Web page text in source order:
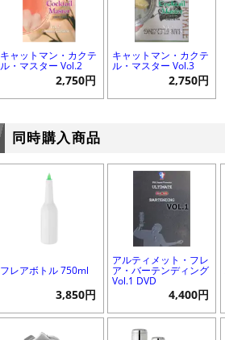
キャットマン・カクテ
ル・マスター Vol.2
2,750円
キャットマン・カクテ
ル・マスター Vol.3
2,750円
同時購入商品
フレアボトル 750ml
3,850円
アルティメット・フレ
ア・バーテンディング
Vol.1 DVD
4,400円